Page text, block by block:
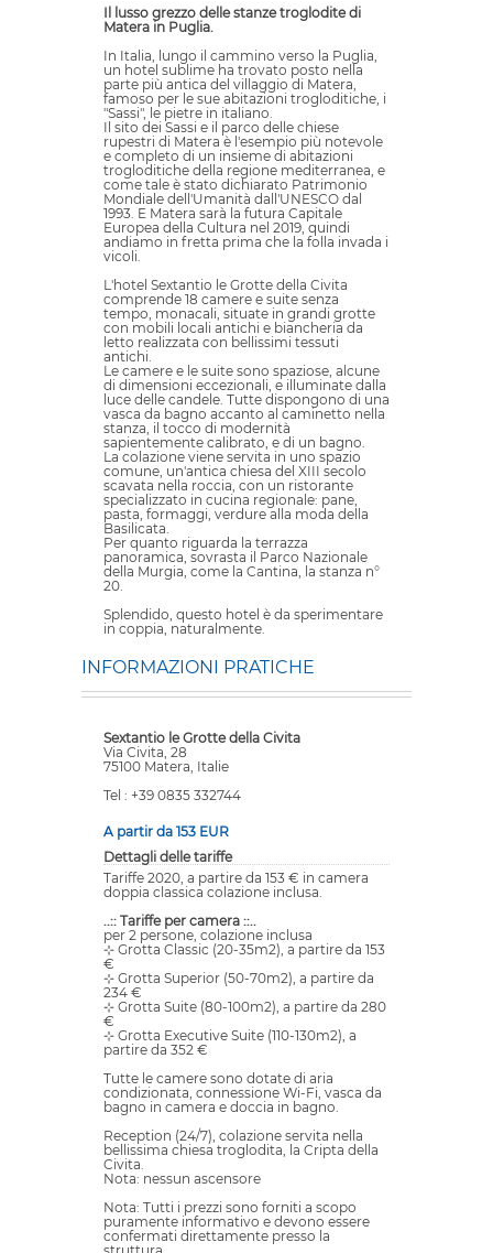
Il lusso grezzo delle stanze troglodite di
Matera in Puglia.
In Italia, lungo il cammino verso la Puglia,
un hotel sublime ha trovato posto nella
parte più antica del villaggio di Matera,
famoso per le sue abitazioni trogloditiche, i
"Sassi", le pietre in italiano.
Il sito dei Sassi e il parco delle chiese
rupestri di Matera è l'esempio più notevole
e completo di un insieme di abitazioni
trogloditiche della regione mediterranea, e
come tale è stato dichiarato Patrimonio
Mondiale dell'Umanità dall'UNESCO dal
1993. E Matera sarà la futura Capitale
Europea della Cultura nel 2019, quindi
andiamo in fretta prima che la folla invada i
vicoli.
L'hotel Sextantio le Grotte della Civita
comprende 18 camere e suite senza
tempo, monacali, situate in grandi grotte
con mobili locali antichi e biancheria da
letto realizzata con bellissimi tessuti
antichi.
Le camere e le suite sono spaziose, alcune
di dimensioni eccezionali, e illuminate dalla
luce delle candele. Tutte dispongono di una
vasca da bagno accanto al caminetto nella
stanza, il tocco di modernità
sapientemente calibrato, e di un bagno.
La colazione viene servita in uno spazio
comune, un'antica chiesa del XIII secolo
scavata nella roccia, con un ristorante
specializzato in cucina regionale: pane,
pasta, formaggi, verdure alla moda della
Basilicata.
Per quanto riguarda la terrazza
panoramica, sovrasta il Parco Nazionale
della Murgia, come la Cantina, la stanza n°
20.
Splendido, questo hotel è da sperimentare
in coppia, naturalmente.
INFORMAZIONI PRATICHE
Sextantio le Grotte della Civita
Via Civita, 28
75100 Matera, Italie
Tel : +39 0835 332744
A partir da 153 EUR
Dettagli delle tariffe
Tariffe 2020, a partire da 153 € in camera
doppia classica colazione inclusa.
..:: Tariffe per camera ::..
per 2 persone, colazione inclusa
⊹ Grotta Classic (20-35m2), a partire da 153
€
⊹ Grotta Superior (50-70m2), a partire da
234 €
⊹ Grotta Suite (80-100m2), a partire da 280
€
⊹ Grotta Executive Suite (110-130m2), a
partire da 352 €
Tutte le camere sono dotate di aria
condizionata, connessione Wi-Fi, vasca da
bagno in camera e doccia in bagno.
Reception (24/7), colazione servita nella
bellissima chiesa troglodita, la Cripta della
Civita.
Nota: nessun ascensore
Nota: Tutti i prezzi sono forniti a scopo
puramente informativo e devono essere
confermati direttamente presso la